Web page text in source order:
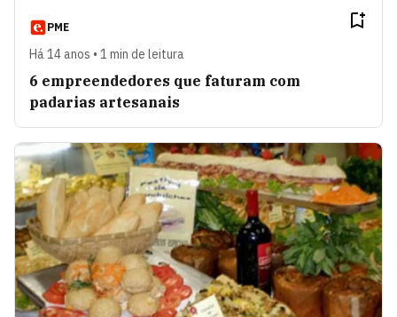
PME
Há 14 anos • 1 min de leitura
6 empreendedores que faturam com
padarias artesanais